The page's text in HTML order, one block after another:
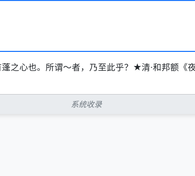
之心也。所谓～者，乃至此乎？★清·和邦额《
系统收录